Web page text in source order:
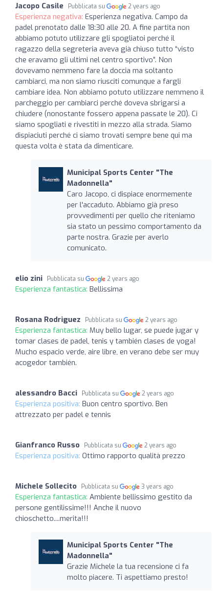
Jacopo Casile Pubblicata su 2 years ago
Esperienza negativa: Esperienza negativa. Campo da
padel prenotato dalle 18:30 alle 20. A fine partita non
abbiamo potuto utilizzare gli spogliatoi perché il
ragazzo della segreteria aveva già chiuso tutto “visto
che eravamo gli ultimi nel centro sportivo”. Non
dovevamo nemmeno fare la doccia ma soltanto
cambiarci, ma non siamo riusciti comunque a fargli
cambiare idea. Non abbiamo potuto utilizzare nemmeno il
parcheggio per cambiarci perché doveva sbrigarsi a
chiudere (nonostante fossero appena passate le 20). Ci
siamo spogliati e rivestiti in mezzo alla strada. Siamo
dispiaciuti perché ci siamo trovati sempre bene qui ma
questa volta è stata da dimenticare.
Municipal Sports Center "The
Madonnella"
Caro Jacopo, ci dispiace enormemente
per l'accaduto. Abbiamo già preso
provvedimenti per quello che riteniamo
sia stato un pessimo comportamento da
parte nostra. Grazie per averlo
comunicato.
elio zini Pubblicata su 2 years ago
Esperienza fantastica: Bellissima
Rosana Rodriguez Pubblicata su 2 years ago
Esperienza fantastica: Muy bello lugar, se puede jugar y
tomar clases de padel, tenis y también clases de yoga!
Mucho espacio verde, aire libre, en verano debe ser muy
acogedor también.
alessandro Bacci Pubblicata su 2 years ago
Esperienza positiva: Buon centro sportivo. Ben
attrezzato per padel e tennis
Gianfranco Russo Pubblicata su 2 years ago
Esperienza positiva: Ottimo rapporto qualità prezzo
Michele Sollecito Pubblicata su 3 years ago
Esperienza fantastica: Ambiente bellissimo gestito da
persone gentilissime!!! Anche il nuovo
chioschetto....merita!!!
Municipal Sports Center "The
Madonnella"
Grazie Michele la tua recensione ci fa
molto piacere. Ti aspettiamo presto!